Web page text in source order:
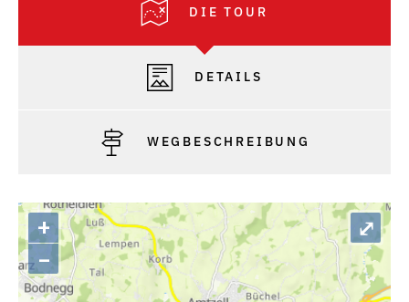
DIE TOUR
DETAILS
WEGBESCHREIBUNG
+
–
⤢